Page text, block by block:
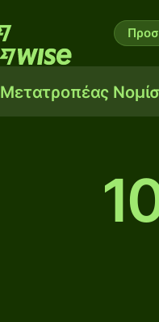
Μετατροπέας